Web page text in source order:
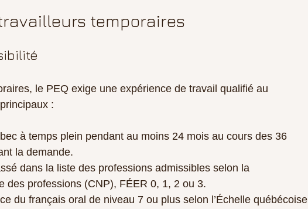
temporaires
le PEQ exige une expérience de travail qualifié au
:
à temps plein pendant au moins 24 mois au cours des 36
la demande.
dans la liste des professions admissibles selon la
des professions (CNP), FÉER 0, 1, 2 ou 3.
du français oral de niveau 7 ou plus selon l’Échelle québécoise